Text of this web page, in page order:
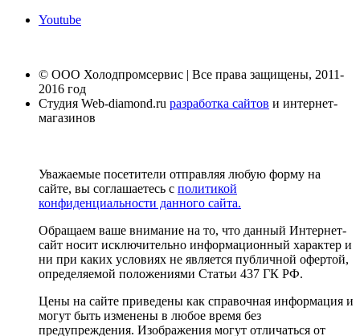
Youtube
© ООО Холодпромсервис | Все права защищены, 2011-
2016 год
Студия Web-diamond.ru разработка сайтов и интернет-
магазинов
Уважаемые посетители отправляя любую форму на
сайте, вы соглашаетесь с политикой
конфиденциальности данного сайта.
Обращаем ваше внимание на то, что данный Интернет-
сайт носит исключительно информационный характер и
ни при каких условиях не является публичной офертой,
определяемой положениями Статьи 437 ГК РФ.
Цены на сайте приведены как справочная информация и
могут быть изменены в любое время без
предупреждения. Изображения могут отличаться от